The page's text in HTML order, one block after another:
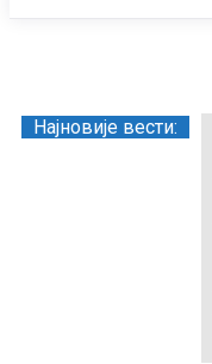
Најновије вести: